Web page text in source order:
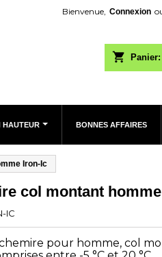
Bienvenue, Connexion
shopping_cart Panier:
HAUTEUR BONNES AFFAIRES
Iron-Ic
col montant
IC
pour homme, col